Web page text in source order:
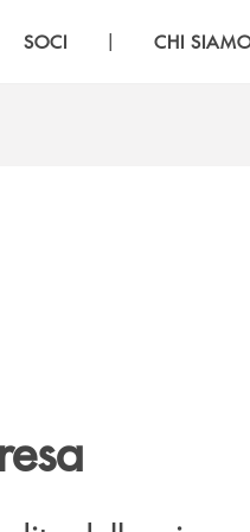
SOCI | CHI